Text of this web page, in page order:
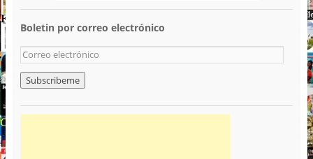
Boletin por correo electrónico